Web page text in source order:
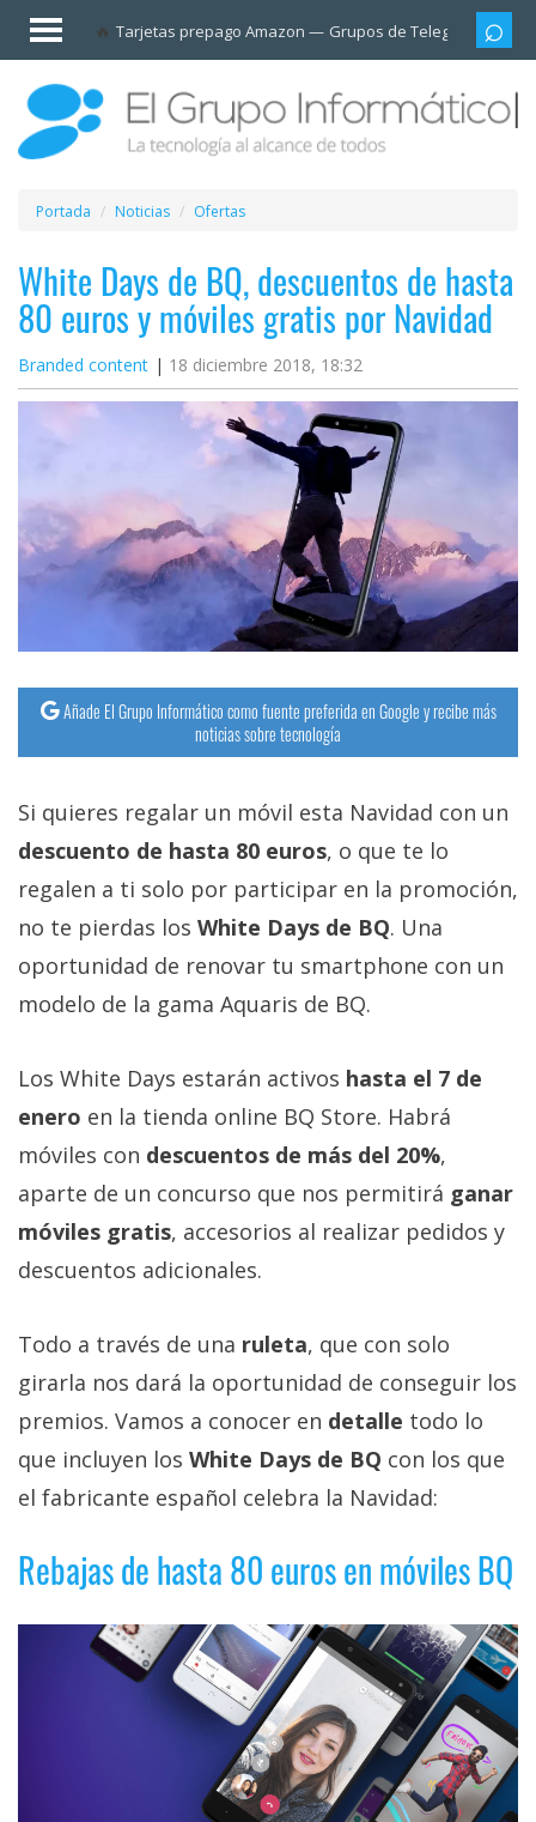
Tarjetas prepago Amazon Grupos de Telegram
Invitado
Iniciar
sesión /
Registrarse
Esenciales
Móviles
Ofertas
Apps
Redes
sociales
Plataformas
streaming
Operadores
Trucos
Tutoriales
Ciberseguridad
Sistemas
operativos
Profesional
Más
temas
Sorteos
Foros
Contacto
/
Sobre
nosotros
/
Publicidad
/
opciones
privacidad
Portada Noticias Ofertas
White Days de BQ, descuentos de hasta
80 euros y móviles gratis por Navidad
Branded content 18 diciembre 2018, 18:32
Añade El Grupo Informático como fuente preferida en Google y recibe más
noticias sobre tecnología
Si quieres regalar un móvil esta Navidad con un
descuento de hasta 80 euros, o que te lo
regalen a ti solo por participar en la promoción,
no te pierdas los White Days de BQ. Una
oportunidad de renovar tu smartphone con un
modelo de la gama Aquaris de BQ.
Los White Days estarán activos hasta el 7 de
enero en la tienda online BQ Store. Habrá
móviles con descuentos de más del 20%,
aparte de un concurso que nos permitirá ganar
móviles gratis, accesorios al realizar pedidos y
descuentos adicionales.
Todo a través de una ruleta, que con solo
girarla nos dará la oportunidad de conseguir los
premios. Vamos a conocer en detalle todo lo
que incluyen los White Days de BQ con los que
el fabricante español celebra la Navidad:
Rebajas de hasta 80 euros en móviles BQ